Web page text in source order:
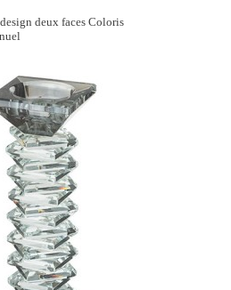
deux faces Coloris